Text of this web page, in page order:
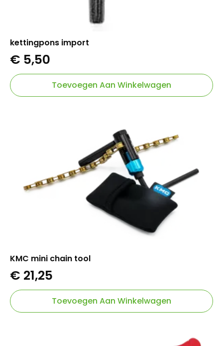
kettingpons import
€ 5,50
Toevoegen Aan Winkelwagen
KMC mini chain tool
€ 21,25
Toevoegen Aan Winkelwagen